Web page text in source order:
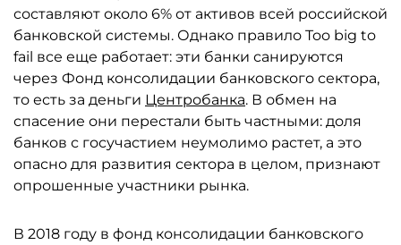
составляют около 6% от активов всей российской
банковской системы. Однако правило Too big to
fail все еще работает: эти банки санируются
через Фонд консолидации банковского сектора,
то есть за деньги Центробанка. В обмен на
спасение они перестали быть частными: доля
банков с госучастием неумолимо растет, а это
опасно для развития сектора в целом, признают
опрошенные участники рынка.
В 2018 году в фонд консолидации банковского